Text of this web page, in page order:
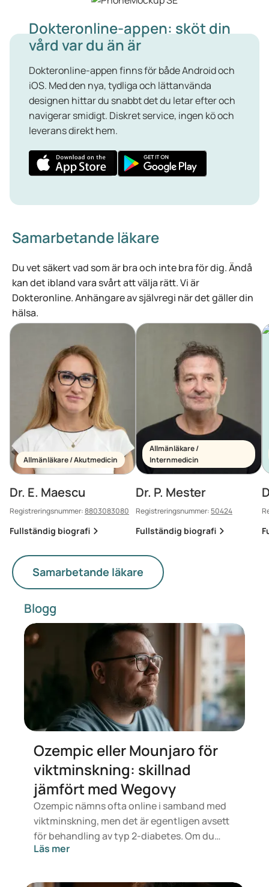
Dokteronline-appen: sköt din
vård var du än är
Dokteronline-appen finns för både Android och
iOS. Med den nya, tydliga och lättanvända
designen hittar du snabbt det du letar efter och
navigerar smidigt. Diskret service, ingen kö och
leverans direkt hem.
Samarbetande läkare
Du vet säkert vad som är bra och inte bra för dig. Ändå
kan det ibland vara svårt att välja rätt. Vi är
Dokteronline. Anhängare av självregi när det gäller din
hälsa.
Allmänläkare / Akutmedicin
Dr. E. Maescu
Registreringsnummer:8803083080
Fullständig biografi
Allmänläkare /
Internmedicin
Dr. P. Mester
Registreringsnummer:50424
Fullständig biografi
Samarbetande läkare
Blogg
Ozempic eller Mounjaro för
viktminskning: skillnad
jämfört med Wegovy
Ozempic nämns ofta online i samband med
viktminskning, men det är egentligen avsett
för behandling av typ 2-diabetes. Om du
letar efter en behandling för viktkontroll är
Wegovy som är aktuella. Vilken behandling
Läs mer